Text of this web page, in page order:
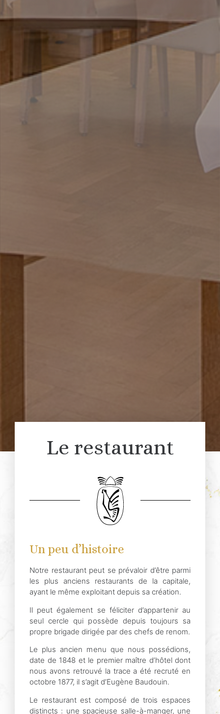
Le restaurant
Un peu d’histoire
Notre restaurant peut se prévaloir d’être parmi
les plus anciens restaurants de la capitale,
ayant le même exploitant depuis sa création.
Il peut également se féliciter d’appartenir au
seul cercle qui possède depuis toujours sa
propre brigade dirigée par des chefs de renom.
Le plus ancien menu que nous possédions,
date de 1848 et le premier maître d’hôtel dont
nous avons retrouvé la trace a été recruté en
octobre 1877, il s’agit d’Eugène Baudouin.
Le restaurant est composé de trois espaces
distincts : une spacieuse salle-à-manger, une